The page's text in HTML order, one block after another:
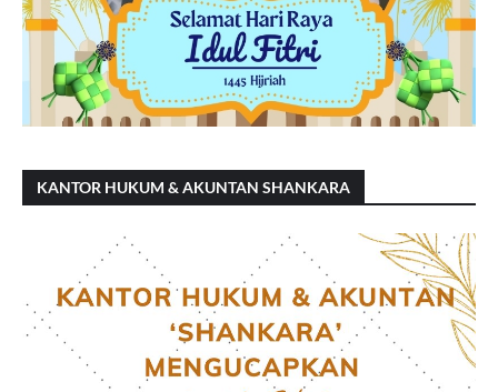
KANTOR HUKUM & AKUNTAN SHANKARA